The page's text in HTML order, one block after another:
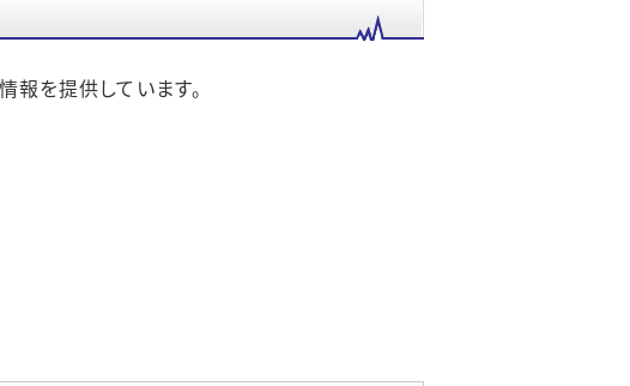
報を提供しています。